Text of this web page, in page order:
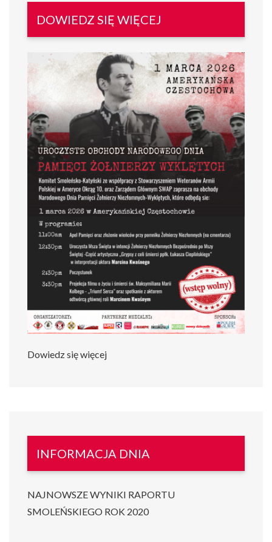
DOWIEDZ SIĘ WIĘCEJ
Dowiedz się więcej
INFORMACJA DNIA
NAJNOWSZE WYNIKI RAPORTU
SMOLEŃSKIEGO ROK 2020